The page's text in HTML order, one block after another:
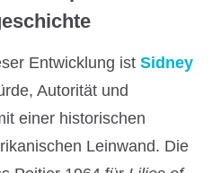
Entwicklung ist Sidney
Autorität und
einer historischen
Leinwand. Die